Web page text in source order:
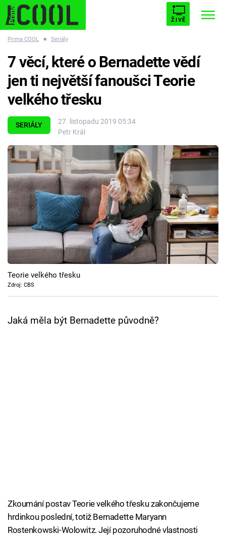
ŽIVĚ
ESCAPE PLNEJ KOTEL AVENGERS 5
Témata
Filmy
Seriály
Hry
Cool Esport
Pořady
TV Program
Prima COOL ■ Seriály
SERIÁLY
27. listopadu 2019 05:34
Petr Král
7 věcí, které o Bernadette vědí
jen ti největší fanoušci Teorie
velkého třesku
Teorie velkého třesku
Zdroj: CBS
Jaká měla být Bernadette původně?
Zkoumání postav Teorie velkého třesku zakončujeme
hrdinkou poslední, totiž Bernadette Maryann
Rostenkowski-Wolowitz. Její pozoruhodné vlastnosti